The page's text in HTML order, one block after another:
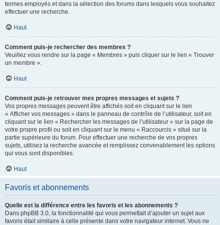
termes employés et dans la sélection des forums dans lesquels vous souhaitez
effectuer une recherche.
Haut
Comment puis-je rechercher des membres ?
Veuillez vous rendre sur la page « Membres » puis cliquer sur le lien « Trouver
un membre ».
Haut
Comment puis-je retrouver mes propres messages et sujets ?
Vos propres messages peuvent être affichés soit en cliquant sur le lien
« Afficher vos messages » dans le panneau de contrôle de l’utilisateur, soit en
cliquant sur le lien « Rechercher les messages de l’utilisateur » sur la page de
votre propre profil ou soit en cliquant sur le menu « Raccourcis » situé sur la
partie supérieure du forum. Pour effectuer une recherche de vos propres
sujets, utilisez la recherche avancée et remplissez convenablement les options
qui vous sont disponibles.
Haut
Favoris et abonnements
Quelle est la différence entre les favoris et les abonnements ?
Dans phpBB 3.0, la fonctionnalité qui vous permettait d’ajouter un sujet aux
favoris était similaire à celle présente dans votre navigateur internet. Vous ne